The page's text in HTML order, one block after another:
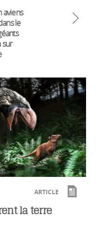
aviens
le
sur
ARTICLE
la terre